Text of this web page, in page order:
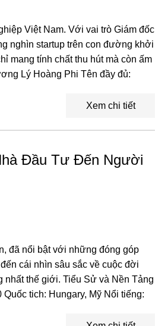
Việt Nam. Với vai trò Giám đốc
nghìn startup trên con đường khởi
mang tính chất thu hút mà còn ấm
Lý Hoàng Phi Tên đầy đủ:
Xem chi tiết
Đầu Tư Đến Người
đã nổi bật với những đóng góp
cái nhìn sâu sắc về cuộc đời
nhất thế giới. Tiểu Sử và Nền Tảng
tich: Hungary, Mỹ Nổi tiếng: